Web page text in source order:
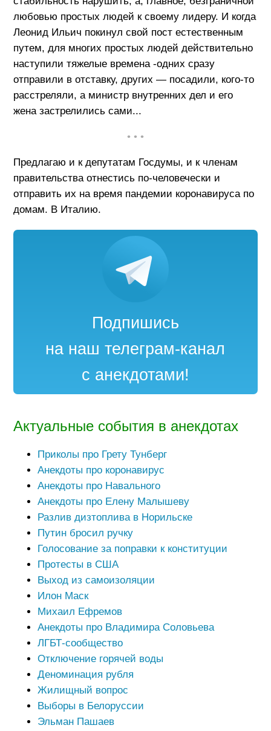
любовью простых людей к своему лидеру. И когда
Леонид Ильич покинул свой пост естественным
путем, для многих простых людей действительно
наступили тяжелые времена -одних сразу
отправили в отставку, других — посадили, кого-то
расстреляли, а министр внутренних дел и его
жена застрелились сами...
• • •
Предлагаю и к депутатам Госдумы, и к членам
правительства отнестись по-человечески и
отправить их на время пандемии коронавируса по
домам. В Италию.
Подпишись
на наш телеграм-канал
с анекдотами!
Актуальные события в анекдотах
Приколы про Грету Тунберг
Анекдоты про коронавирус
Анекдоты про Навального
Анекдоты про Елену Малышеву
Разлив дизтоплива в Норильске
Путин бросил ручку
Голосование за поправки к конституции
Протесты в США
Выход из самоизоляции
Илон Маск
Михаил Ефремов
Анекдоты про Владимира Соловьева
ЛГБТ-сообщество
Отключение горячей воды
Деноминация рубля
Жилищный вопрос
Выборы в Белоруссии
Эльман Пашаев